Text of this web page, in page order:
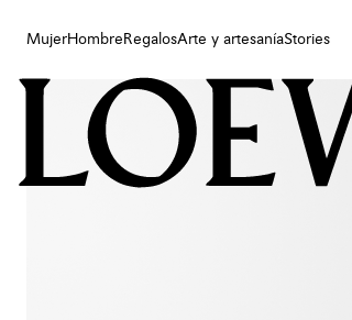
MujerHombre RegalosArte y artesaníaStories
Mujer
Arte y artesanía